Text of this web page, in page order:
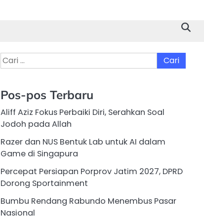
Cari
untuk:
Pos-pos Terbaru
Aliff Aziz Fokus Perbaiki Diri, Serahkan Soal
Jodoh pada Allah
Razer dan NUS Bentuk Lab untuk AI dalam
Game di Singapura
Percepat Persiapan Porprov Jatim 2027, DPRD
Dorong Sportainment
Bumbu Rendang Rabundo Menembus Pasar
Nasional